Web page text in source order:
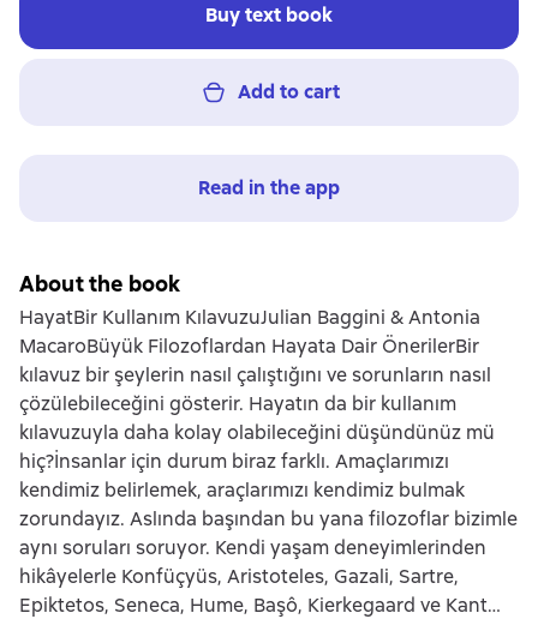
Buy text book
Add to cart
Read in the app
About the book
HayatBir Kullanım KılavuzuJulian Baggini & Antonia
MacaroBüyük Filozoflardan Hayata Dair ÖnerilerBir
kılavuz bir şeylerin nasıl çalıştığını ve sorunların nasıl
çözülebileceğini gösterir. Hayatın da bir kullanım
kılavuzuyla daha kolay olabileceğini düşündünüz mü
hiç?İnsanlar için durum biraz farklı. Amaçlarımızı
kendimiz belirlemek, araçlarımızı kendimiz bulmak
zorundayız. Aslında başından bu yana filozoflar bizimle
aynı soruları soruyor. Kendi yaşam deneyimlerinden
hikâyelerle Konfüçyüs, Aristoteles, Gazali, Sartre,
Epiktetos, Seneca, Hume, Başô, Kierkegaard ve Kant…